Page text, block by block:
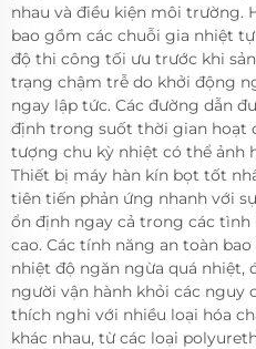
nhau và điều kiện môi trường.
bao gồm các chuỗi gia nhiệt
độ thi công tối ưu trước khi
trạng chậm trễ do khởi động
ngay lập tức. Các đường dẫn
định trong suốt thời gian hoạt
tượng chu kỳ nhiệt có thể ảnh
Thiết bị máy hàn kín bọt tốt
tiên tiến phản ứng nhanh với
ổn định ngay cả trong các tình
cao. Các tính năng an toàn
nhiệt độ ngăn ngừa quá nhiệt,
người vận hành khỏi các nguy
thích nghi với nhiều loại hóa
khác nhau, từ các loại